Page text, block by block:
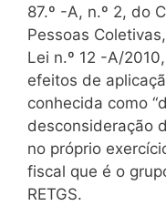
87.º -A, n.º 2, do
Pessoas
Lei n.º 12 -A/
efeitos de
conhecida como
desconsideração
no próprio
fiscal que é o
RETGS.